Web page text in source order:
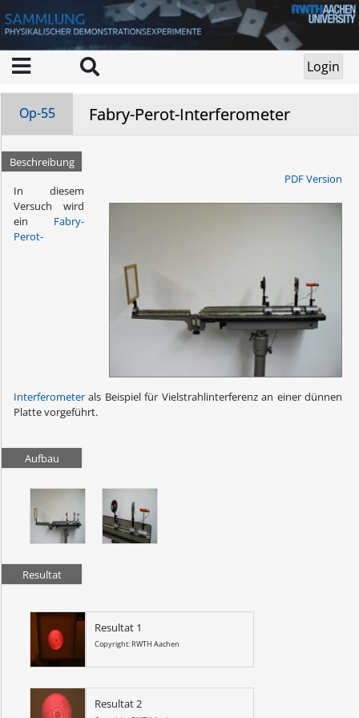
Op-55 Fabry-Perot-Interferometer
Beschreibung
PDF Version
In diesem
Versuch wird
ein Fabry-
Perot-
Interferometer als Beispiel für Vielstrahlinterferenz an einer dünnen
Platte vorgeführt.
Aufbau
Resultat
Resultat 1
Copyright: RWTH Aachen
Resultat 2